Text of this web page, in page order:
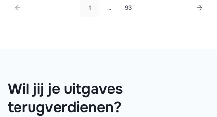
1 ... 93
Wil jij je uitgaves
terugverdienen?